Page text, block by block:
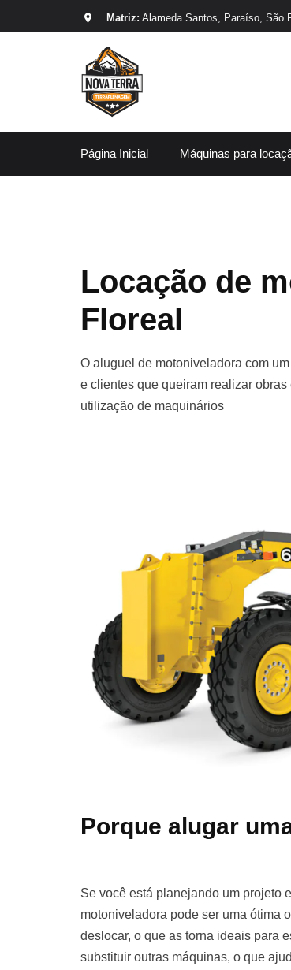
Matriz: Alameda Santos, Paraíso, São
Página Inicial Máquinas para
Locação de
Floreal
O aluguel de motoniveladora com
e clientes que queiram realizar
utilização de maquinários
Porque alugar
Se você está planejando um projeto
motoniveladora pode ser uma ótima
deslocar, o que as torna ideais para
substituir outras máquinas, o que